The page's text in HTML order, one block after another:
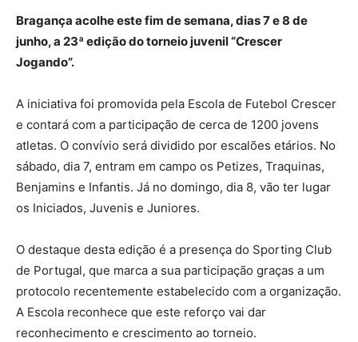
Bragança acolhe este fim de semana, dias 7 e 8 de
junho, a 23ª edição do torneio juvenil “Crescer
Jogando”.
A iniciativa foi promovida pela Escola de Futebol Crescer
e contará com a participação de cerca de 1200 jovens
atletas. O convívio será dividido por escalões etários. No
sábado, dia 7, entram em campo os Petizes, Traquinas,
Benjamins e Infantis. Já no domingo, dia 8, vão ter lugar
os Iniciados, Juvenis e Juniores.
O destaque desta edição é a presença do Sporting Club
de Portugal, que marca a sua participação graças a um
protocolo recentemente estabelecido com a organização.
A Escola reconhece que este reforço vai dar
reconhecimento e crescimento ao torneio.